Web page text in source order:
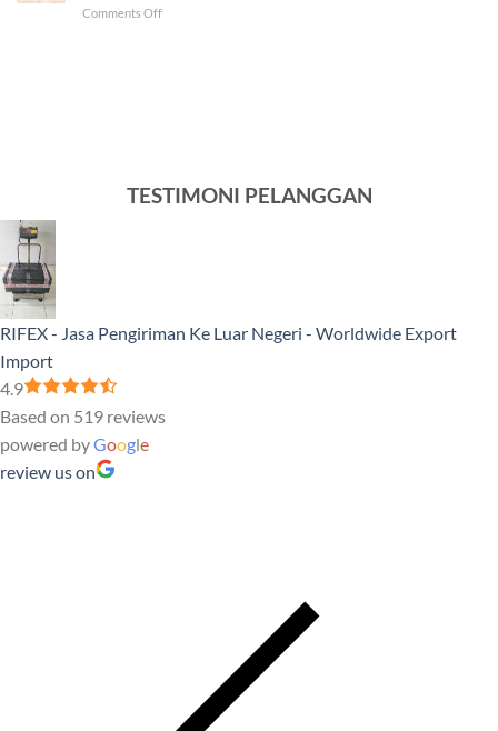
Venezuela
Comments Offon
Negeri
TESTIMONI PELANGGAN
RIFEX - Jasa Pengiriman Ke Luar Negeri - Worldwide Export
Import
4.9
Based on 519 reviews
powered byGoogle
review us on